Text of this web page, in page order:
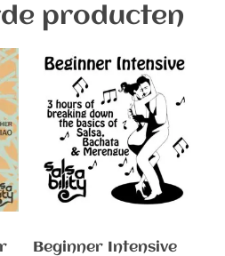
producten
Beginner Intensive